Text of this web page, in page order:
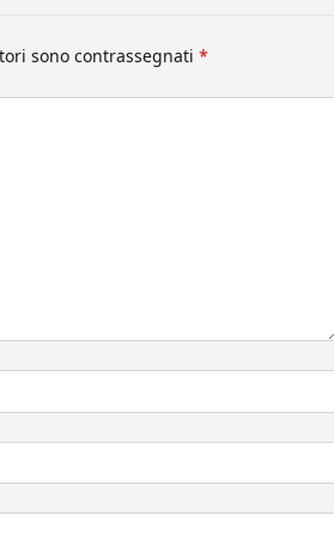
sono contrassegnati*